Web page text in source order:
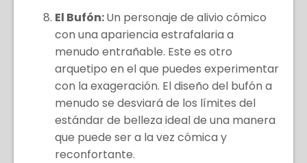
El Bufón:Un personaje de alivio cómico
con una apariencia estrafalaria a
menudo entrañable. Este es otro
arquetipo en el que puedes experimentar
con la exageración. El diseño del bufón a
menudo se desviará de los límites del
estándar de belleza ideal de una manera
que puede ser a la vez cómica y
reconfortante.